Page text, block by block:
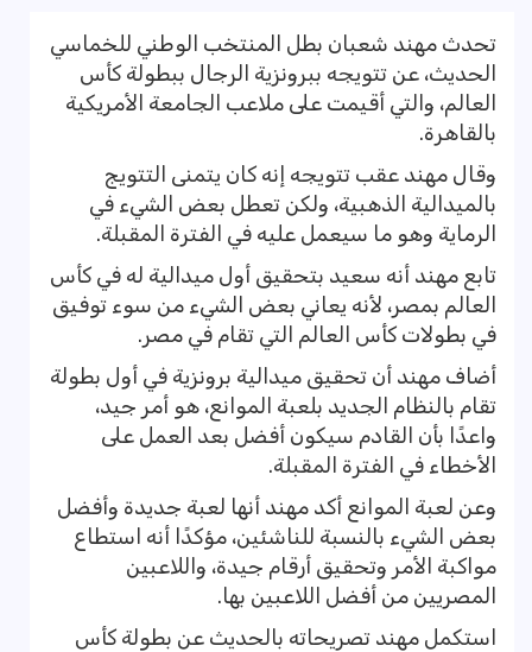
تحدث مهند شعبان بطل المنتخب الوطني للخماسي
الحديث، عن تتويجه ببرونزية الرجال ببطولة كأس
العالم، والتي أقيمت على ملاعب الجامعة الأمريكية
بالقاهرة.
وقال مهند عقب تتويجه إنه كان يتمنى التتويج
بالميدالية الذهبية، ولكن تعطل بعض الشيء في
الرماية وهو ما سيعمل عليه في الفترة المقبلة.
تابع مهند أنه سعيد بتحقيق أول ميدالية له في كأس
العالم بمصر، لأنه يعاني بعض الشيء من سوء توفيق
في بطولات كأس العالم التي تقام في مصر.
أضاف مهند أن تحقيق ميدالية برونزية في أول بطولة
تقام بالنظام الجديد بلعبة الموانع، هو أمر جيد،
واعدًا بأن القادم سيكون أفضل بعد العمل على
الأخطاء في الفترة المقبلة.
وعن لعبة الموانع أكد مهند أنها لعبة جديدة وأفضل
بعض الشيء بالنسبة للناشئين، مؤكدًا أنه استطاع
مواكبة الأمر وتحقيق أرقام جيدة، واللاعبين
المصريين من أفضل اللاعبين بها.
استكمل مهند تصريحاته بالحديث عن بطولة كأس